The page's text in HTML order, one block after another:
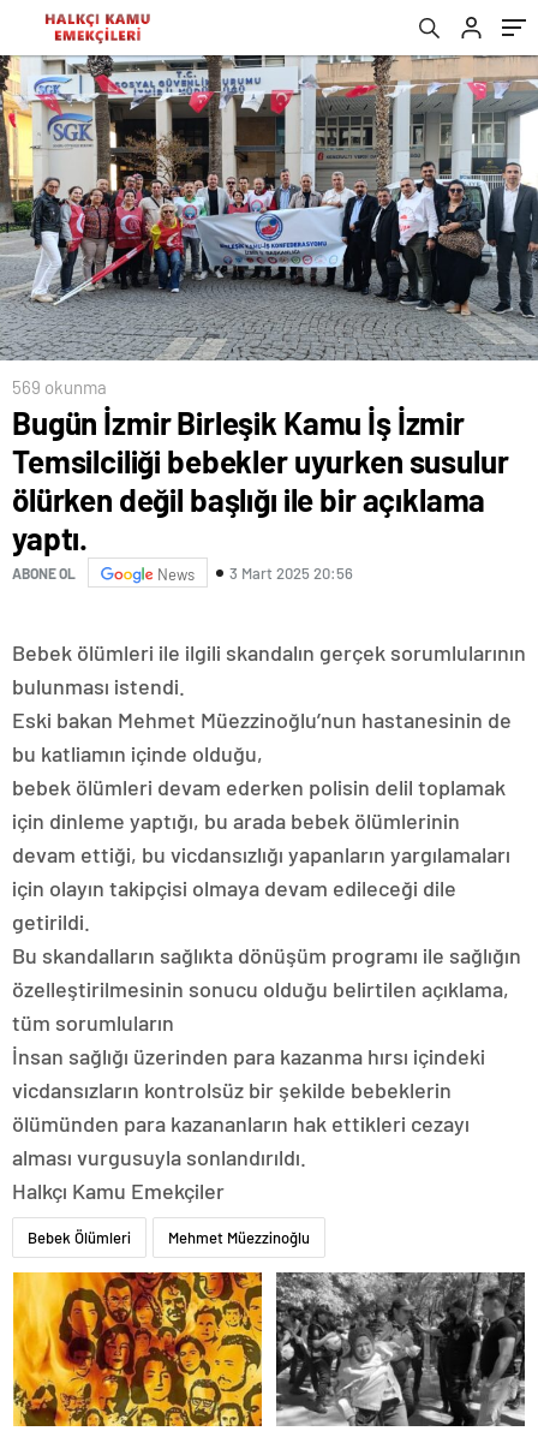
ölürken değil başlığı ile bir açıklama yaptı.
569 okunma
Bugün İzmir Birleşik Kamu İş İzmir
Temsilciliği bebekler uyurken susulur
ölürken değil başlığı ile bir açıklama
yaptı.
ABONE OL News 3 Mart 2025 20:56
Bebek ölümleri ile ilgili skandalın gerçek sorumlularının
bulunması istendi.
Eski bakan Mehmet Müezzinoğlu’nun hastanesinin de
bu katliamın içinde olduğu,
bebek ölümleri devam ederken polisin delil toplamak
için dinleme yaptığı, bu arada bebek ölümlerinin
devam ettiği, bu vicdansızlığı yapanların yargılamaları
için olayın takipçisi olmaya devam edileceği dile
getirildi.
Bu skandalların sağlıkta dönüşüm programı ile sağlığın
özelleştirilmesinin sonucu olduğu belirtilen açıklama,
tüm sorumluların
İnsan sağlığı üzerinden para kazanma hırsı içindeki
vicdansızların kontrolsüz bir şekilde bebeklerin
ölümünden para kazananların hak ettikleri cezayı
alması vurgusuyla sonlandırıldı.
Halkçı Kamu Emekçiler
Bebek Ölümleri Mehmet Müezzinoğlu